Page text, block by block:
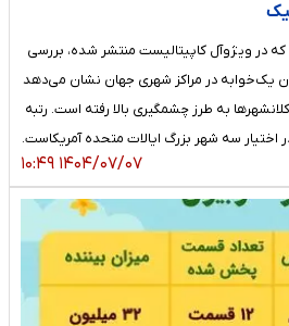
در ویژوآل کاپیتالیست منتشر شده، بررسی
یک‌خوابه در مراکز شهری جهان نشان می‌دهد
به طرز چشمگیری بالا رفته است. رتبه
سه شهر بزرگ ایالات متحده آمریکاست.
۱۴۰۴/۰۷/۰۷ ۱۰:۴۹